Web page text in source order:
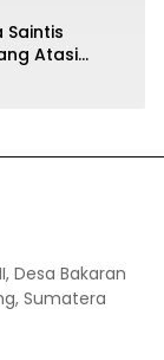
Saintis
Atasi
Desa Bakaran
Sumatera